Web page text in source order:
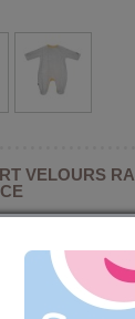
VELOURS